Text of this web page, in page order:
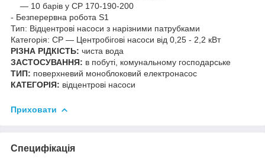
— 10 барів у CP 170-190-200
- Безперервна робота S1
Тип: Відцентрові насоси з нарізними патрубками
Категорія: CP — Центробігові насоси від 0,25 - 2,2 кВт
РІЗНА РІДКІСТЬ: чиста вода
ЗАСТОСУВАННЯ: в побуті, комунальному господарське
ТИП: поверхневий моноблоковий електронасос
КАТЕГОРІЯ: відцентрові насоси
Приховати
Специфікація